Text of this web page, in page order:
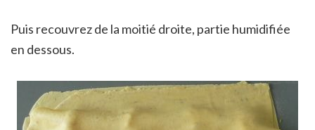
Puis recouvrez de la moitié droite, partie humidifiée
en dessous.